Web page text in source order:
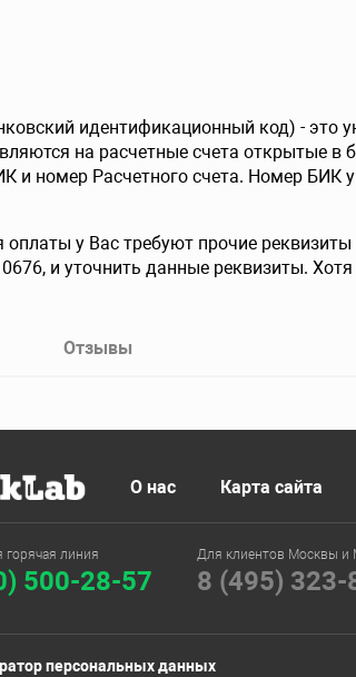
идентификационный код) - это
на расчетные счета открытые
и номер Расчетного счета. Номер БИК
оплаты у Вас требуют прочие
и уточнить данные реквизиты.
Отзывы
О нас Карта сайта
горячая линия
500-28-57
Для клиентов Москвы и
8 (495) 323-
персональных данных